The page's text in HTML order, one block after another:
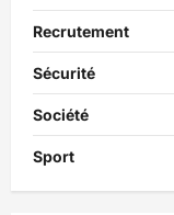
Recrutement
Sécurité
Société
Sport